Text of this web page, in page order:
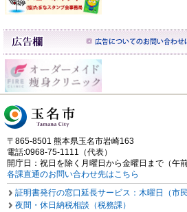
〒865-8501 熊本県玉名市岩崎163
電話:0968-75-1111（代表）
開庁日：祝日を除く月曜日から金曜日まで（午
各課直通のお問い合わせ先はこちら
証明書発行の窓口延長サービス：木曜日（市民
夜間・休日納税相談（税務課）